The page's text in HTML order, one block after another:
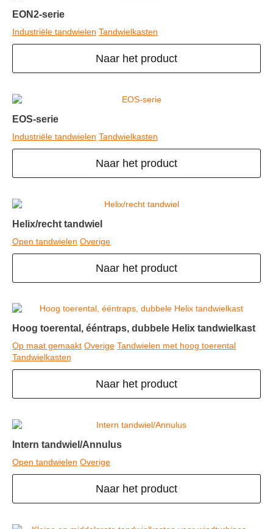
EON2-serie
Industriële tandwielen Tandwielkasten
Naar het product
EOS-serie
Industriële tandwielen Tandwielkasten
Naar het product
Helix/recht tandwiel
Open tandwielen Overige
Naar het product
Hoog toerental, ééntraps, dubbele Helix tandwielkast
Op maat gemaakt Overige Tandwielen met hoog toerental
Tandwielkasten
Naar het product
Intern tandwiel/Annulus
Open tandwielen Overige
Naar het product